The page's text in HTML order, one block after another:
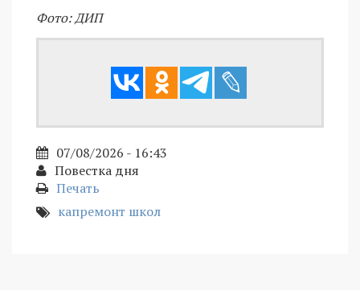
Фото: ДИП
07/08/2026 - 16:43
Повестка дня
Печать
капремонт школ